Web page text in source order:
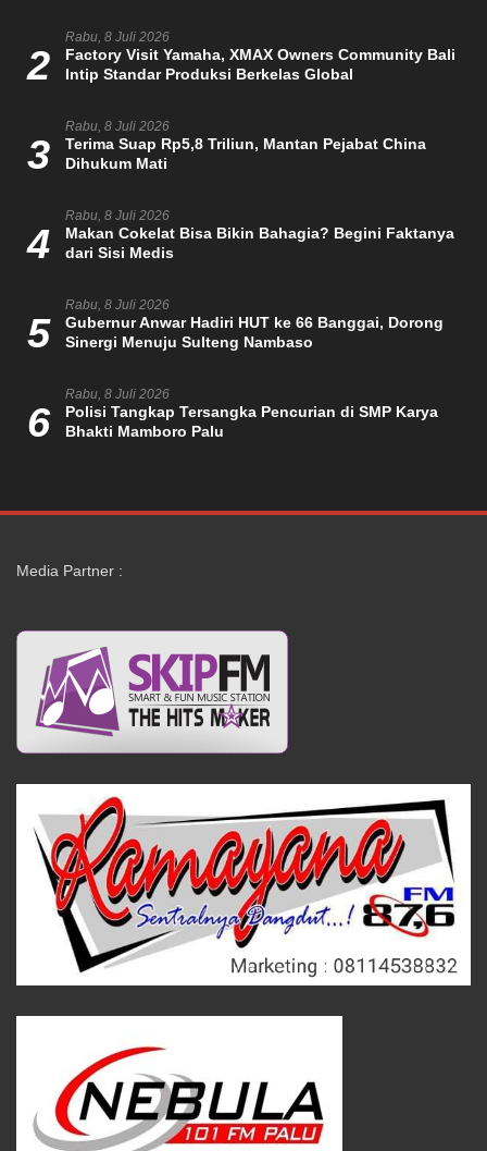
2
Rabu, 8 Juli 2026
Factory Visit Yamaha, XMAX Owners Community Bali
Intip Standar Produksi Berkelas Global
3
Rabu, 8 Juli 2026
Terima Suap Rp5,8 Triliun, Mantan Pejabat China
Dihukum Mati
4
Rabu, 8 Juli 2026
Makan Cokelat Bisa Bikin Bahagia? Begini Faktanya
dari Sisi Medis
5
Rabu, 8 Juli 2026
Gubernur Anwar Hadiri HUT ke 66 Banggai, Dorong
Sinergi Menuju Sulteng Nambaso
6
Rabu, 8 Juli 2026
Polisi Tangkap Tersangka Pencurian di SMP Karya
Bhakti Mamboro Palu
Media Partner :